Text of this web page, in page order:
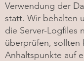
Verwendung der
statt. Wir behalten
die Server-Logfiles
überprüfen, sollten
Anhaltspunkte auf